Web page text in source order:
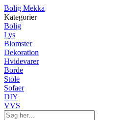
Bolig Mekka
Kategorier
Bolig
Lys
Blomster
Dekoration
Hvidevarer
Borde
Stole
Sofaer
DIY
VVS